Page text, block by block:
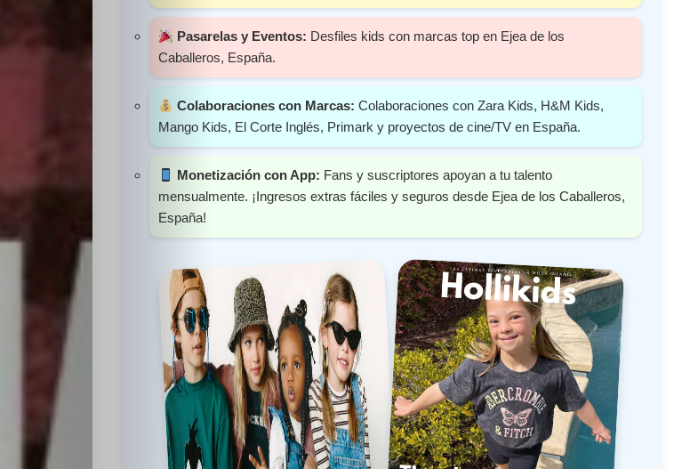
HolliKids
Contacto
Pasarelas y Eventos: Desfiles kids con marcas top en Ejea de los
Caballeros, España.
Colaboraciones con Marcas: Colaboraciones con Zara Kids, H&M Kids,
Mango Kids, El Corte Inglés, Primark y proyectos de cine/TV en España.
Monetización con App: Fans y suscriptores apoyan a tu talento
mensualmente. ¡Ingresos extras fáciles y seguros desde Ejea de los Caballeros,
España!